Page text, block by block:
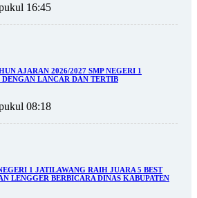
16:45
AJARAN 2026/2027 SMP NEGERI 1
LANCAR DAN TERTIB
08:18
1 JATILAWANG RAIH JUARA 5 BEST
LENGGER BERBICARA DINAS KABUPATEN